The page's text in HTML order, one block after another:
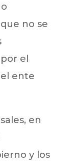
no se
el
ente
en
y los